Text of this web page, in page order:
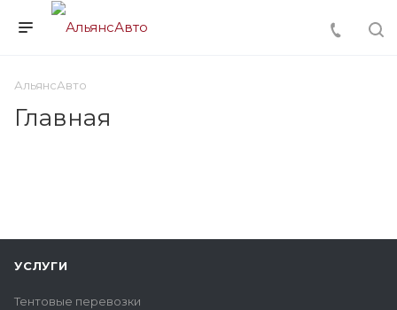
АльянсАвто
Главная
УСЛУГИ
Тентовые перевозки